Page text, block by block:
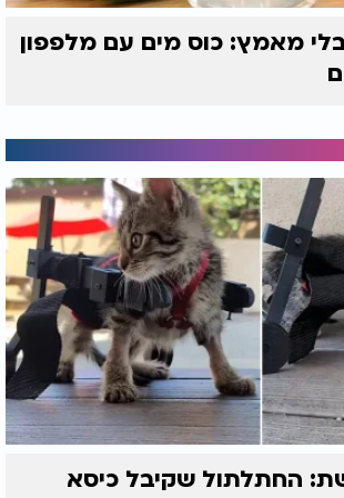
מאמץ: כוס מים עם מלפפון
החתלתול שקיבל כיסא